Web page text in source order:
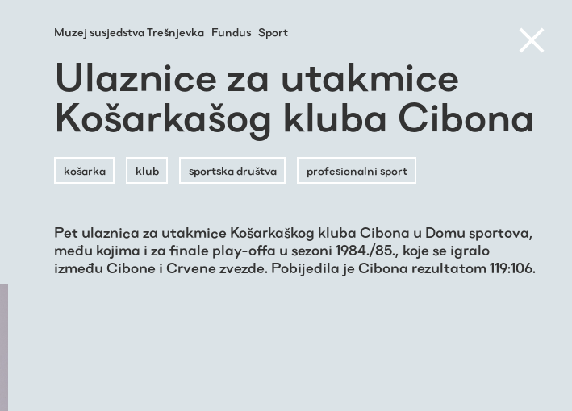
Muzej susjedstva Trešnjevka Fundus Sport
Ulaznice za utakmice
Košarkašog kluba Cibona
košarka klub sportska društva profesionalni sport
Pet ulaznica za utakmice Košarkaškog kluba Cibona u Domu sportova,
među kojima i za finale play-offa u sezoni 1984./85., koje se igralo
između Cibone i Crvene zvezde. Pobijedila je Cibona rezultatom 119:106.